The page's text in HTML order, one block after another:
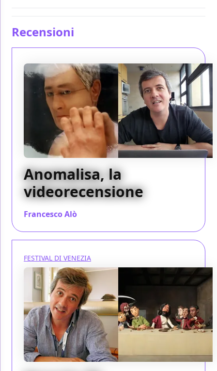
Recensioni
Anomalisa, la
videorecensione
Francesco Alò
FESTIVAL DI VENEZIA